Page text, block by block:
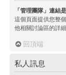
「管理團隊」連結
這個頁面提供您整
他相關討論區的詳細
回頂端
私人訊息